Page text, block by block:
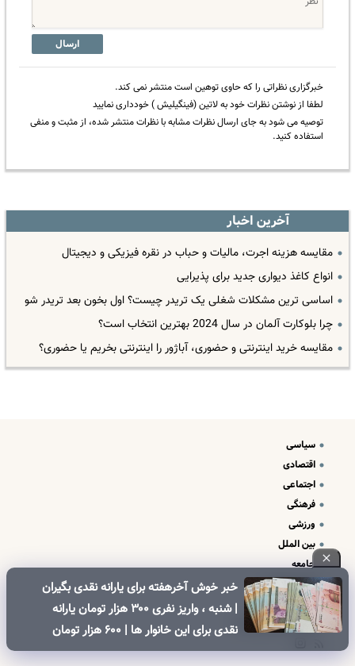
ارسال
خبرگزاری نظراتی را که حاوی توهین است منتشر نمی کند.
لطفا از نوشتن نظرات خود به لاتین (فینگیلیش ) خودداری نمایید
توصیه می شود به جای ارسال نظرات مشابه با نظرات منتشر شده، از مثبت و منفی
استفاده کنید.
آخرین اخبار
مقایسه هزینه اجرت، مالیات و حباب در نقره فیزیکی و دیجیتال
انواع کاغذ دیواری جدید برای پذیرایی
اساسی ترین مشکلات شغلی یک تریدر چیست؟ اول بخون بعد تریدر شو
چرا بلوکارت آلمان در سال 2024 بهترین انتخاب است؟
مقایسه خرید اینترنتی و حضوری، آباژور را اینترنتی بخریم یا حضوری؟
خبر خوش آخرهفته برای یارانه نقدی بگیران
| شنبه ، واریز نفری ۳۰۰ هزار تومان یارانه
نقدی برای این خانوار ها | ۶۰۰ هزار تومان
کالابرگ برای خانوارهای دارای فرزند
سیاسی
اقتصادی
اجتماعی
فرهنگی
ورزشی
بین الملل
جامعه
علم و فناوری
درباره ما
تبلیغات و تماس با ما